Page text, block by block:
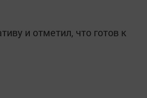
и отметил, что готов к